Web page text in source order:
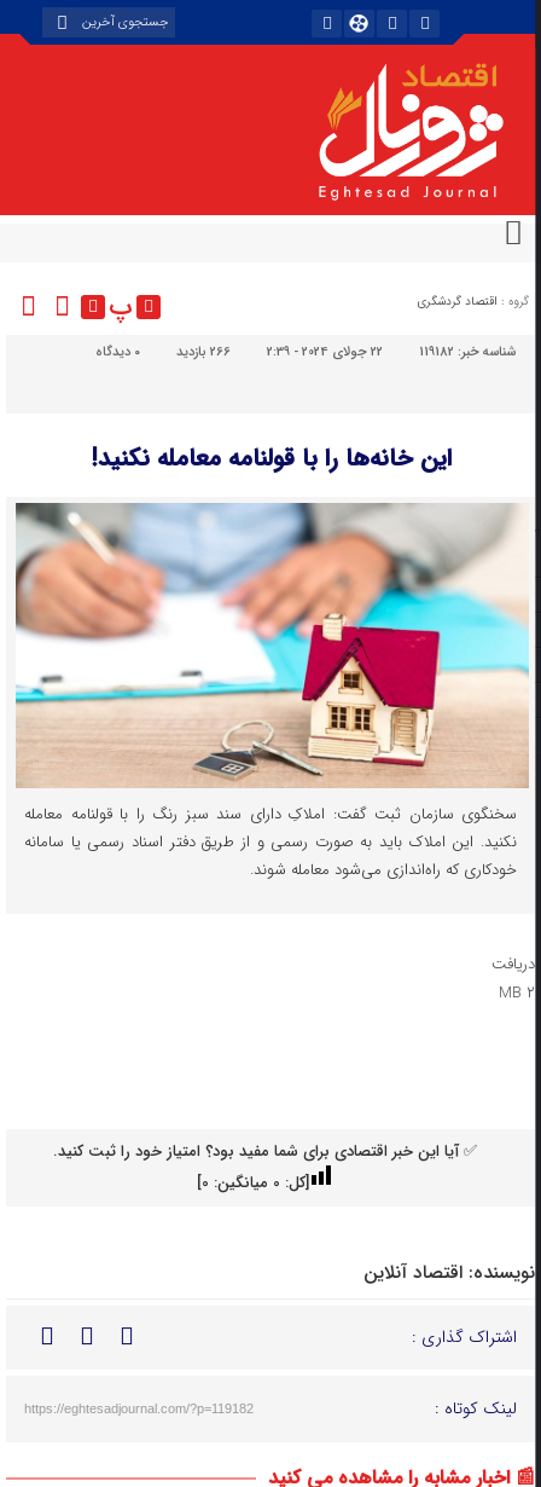
گروه : اقتصاد گردشگری پ
شناسه خبر:119182 22 جولای 2024 - 2:39 266 بازدید دیدگاه
این خانه‌ها را با قولنامه معامله نکنید!
سخنگوی سازمان ثبت گفت: املاکِ دارای سند سبز رنگ را با قولنامه معامله
نکنید. این املاک باید به صورت رسمی و از طریق دفتر اسناد رسمی یا سامانه
خودکاری که راه‌اندازی می‌شود معامله شوند.
دریافت
۲ MB
✅ آیا این خبر اقتصادی برای شما مفید بود؟ امتیاز خود را ثبت کنید.
[کل: 0میانگین: 0
]
نویسنده: اقتصاد آنلاین
اشتراک گذاری :
لینک کوتاه : https://eghtesadjournal.com/?p=119182
📰 اخبار مشابه را مشاهده می کنید